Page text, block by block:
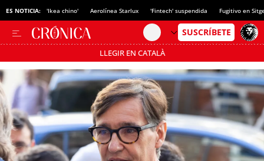
ES NOTICIA: 'Ikea chino' Aerolínea Starlux 'Fintech' suspendida Fugitivo en
LLEGIR EN CATALÀ
Pásate al MODO AHORRO